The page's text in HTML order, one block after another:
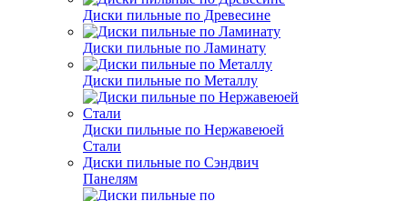
Диски пильные по Древесине
Диски пильные по Ламинату
Диски пильные по Металлу
Диски пильные по Нержавеюей
Стали
Диски пильные по Сэндвич
Панелям